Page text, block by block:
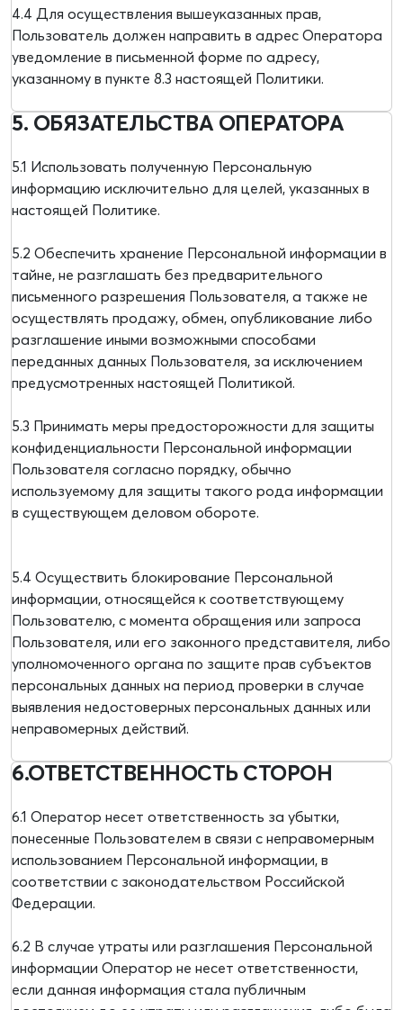
4.4 Для осуществления вышеуказанных прав,
Пользователь должен направить в адрес Оператора
уведомление в письменной форме по адресу,
указанному в пункте 8.3 настоящей Политики.
5. ОБЯЗАТЕЛЬСТВА ОПЕРАТОРА
5.1 Использовать полученную Персональную
информацию исключительно для целей, указанных в
настоящей Политике.
5.2 Обеспечить хранение Персональной информации в
тайне, не разглашать без предварительного
письменного разрешения Пользователя, а также не
осуществлять продажу, обмен, опубликование либо
разглашение иными возможными способами
переданных данных Пользователя, за исключением
предусмотренных настоящей Политикой.
5.3 Принимать меры предосторожности для защиты
конфиденциальности Персональной информации
Пользователя согласно порядку, обычно
используемому для защиты такого рода информации
в существующем деловом обороте.
5.4 Осуществить блокирование Персональной
информации, относящейся к соответствующему
Пользователю, с момента обращения или запроса
Пользователя, или его законного представителя, либо
уполномоченного органа по защите прав субъектов
персональных данных на период проверки в случае
выявления недостоверных персональных данных или
неправомерных действий.
6.ОТВЕТСТВЕННОСТЬ СТОРОН
6.1 Оператор несет ответственность за убытки,
понесенные Пользователем в связи с неправомерным
использованием Персональной информации, в
соответствии с законодательством Российской
Федерации.
6.2 В случае утраты или разглашения Персональной
информации Оператор не несет ответственности,
если данная информация стала публичным